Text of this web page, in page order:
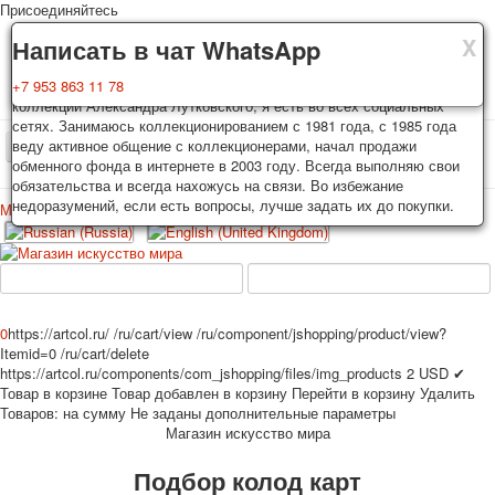
X
Доставка
Колоды, почтовые открытки тщательно упаковываются и
отправляются в течении 3-4 рабочих дней после оплаты.
Исключение: репринт под заказ, такие колоды карт отправляются в
течении 7-8 рабочих дней. Отправка осуществляется почтой России
с треком отслеживания. Цена пересылки зависит от веса и тарифов
почты на момент покупки. По желанию покупателя возможна
отправка СДЕК или другими транспортными компаниями.
X
Гарантия
Вы покупаете колоды игральных карт, почтовые открытки из частной
коллекции Александра Лутковского, я есть во всех социальных
сетях. Занимаюсь коллекционированием с 1981 года, с 1985 года
веду активное общение с коллекционерами, начал продажи
обменного фонда в интернете в 2003 году. Всегда выполняю свои
обязательства и всегда нахожусь на связи. Во избежание
недоразумений, если есть вопросы, лучше задать их до покупки.
X
Написать в чат WhatsApp
+7 953 863 11 78
Присоединяйтесь
TPL_PROTOSTAR_TOGGLE_MENU
Главная Игральные карты Открытки
Меню
Главная
Игральные карты
Эротические рисунки
Рекламные
Эротические фотоколоды
Пин-ап
Политические
Войти
0https://artcol.ru/ /ru/cart/view /ru/component/jshopping/product/view?
Itemid=0 /ru/cart/delete
https://artcol.ru/components/com_jshopping/files/img_products 2 USD ✔
Товар в корзине Товар добавлен в корзину Перейти в корзину Удалить
Товаров: на сумму Не заданы дополнительные параметры
Магазин искусство мира
Подбор колод карт